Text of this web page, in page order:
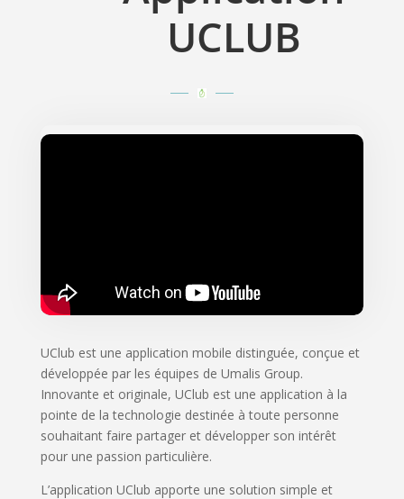
UCLUB
UClub est une application mobile distinguée, conçue et
développée par les équipes de Umalis Group.
Innovante et originale, UClub est une application à la
pointe de la technologie destinée à toute personne
souhaitant faire partager et développer son intérêt
pour une passion particulière.
L’application UClub apporte une solution simple et